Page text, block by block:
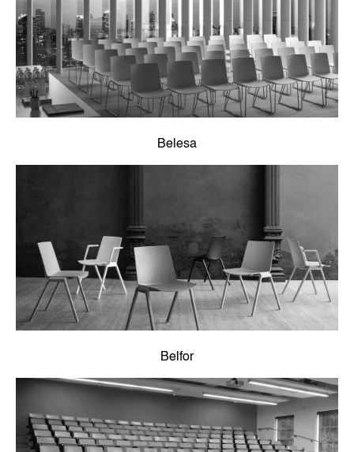
Belesa
Belfor